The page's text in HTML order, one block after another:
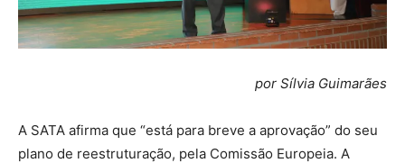
por Sílvia Guimarães
A SATA afirma que “está para breve a aprovação” do seu
plano de reestruturação, pela Comissão Europeia. A